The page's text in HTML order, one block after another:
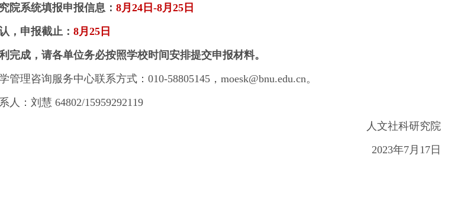
院系统填报申报信息： 8月24日-8月25日
，申报截止： 8月25日
完成，请各单位务必按照学校时间安排提交申报材料。
管理咨询服务中心联系方式：010-58805145，moesk@bnu.edu.cn。
人：刘慧 64802/15959292119
人文社科研究院
2023年7月17日